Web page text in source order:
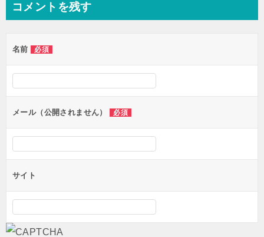
ビ
ー
シ
ン
コメントを残す
名前 必須
メール（公開されません） 必須
サイト